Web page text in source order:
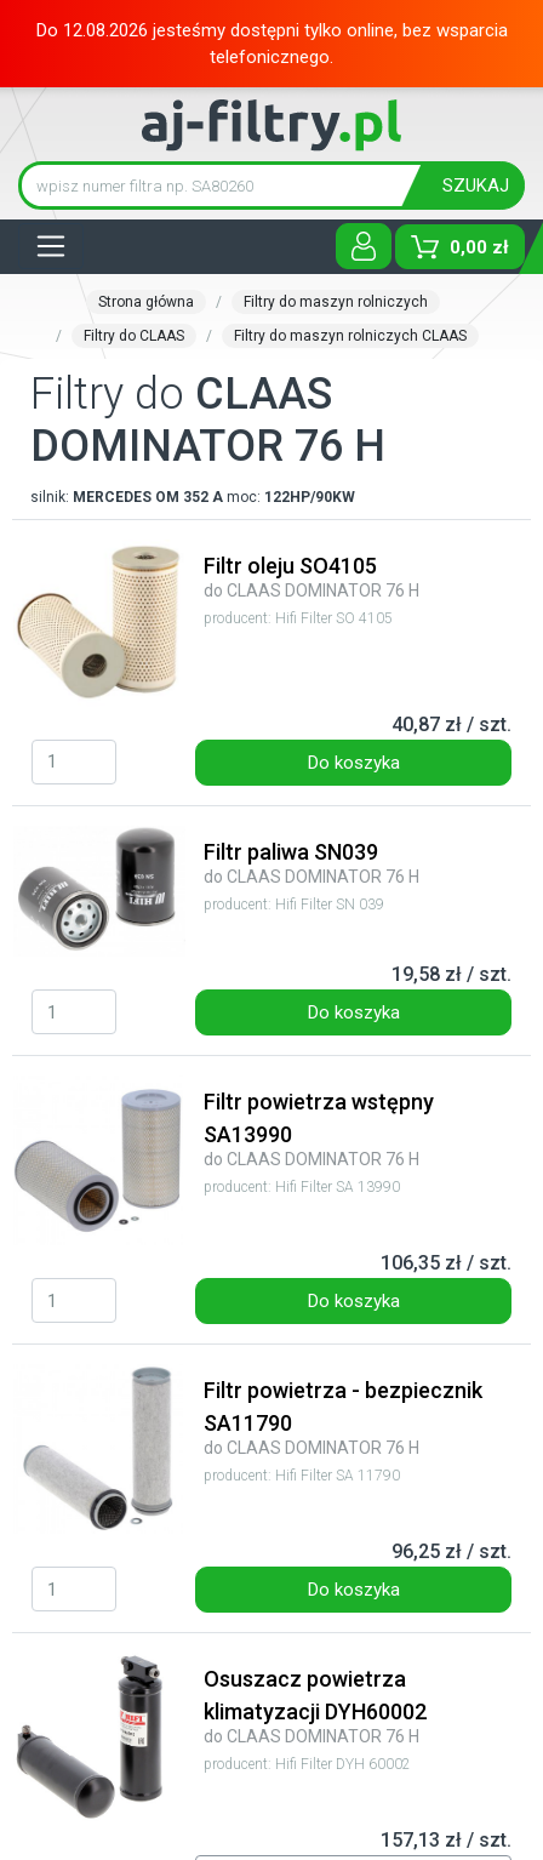
Do 12.08.2026 jesteśmy dostępni tylko online, bez wsparcia
telefonicznego.
SZUKAJ
0,00 zł
Strona główna
Filtry do maszyn rolniczych
Filtry do CLAAS
Filtry do maszyn rolniczych CLAAS
Filtry do CLAAS
DOMINATOR 76 H
silnik: MERCEDES OM 352 A moc: 122HP/90KW
Filtr oleju SO4105
do CLAAS DOMINATOR 76 H
producent: Hifi Filter SO 4105
40,87 zł / szt.
Do koszyka
Filtr paliwa SN039
do CLAAS DOMINATOR 76 H
producent: Hifi Filter SN 039
19,58 zł / szt.
Do koszyka
Filtr powietrza wstępny
SA13990
do CLAAS DOMINATOR 76 H
producent: Hifi Filter SA 13990
106,35 zł / szt.
Do koszyka
Filtr powietrza - bezpiecznik
SA11790
do CLAAS DOMINATOR 76 H
producent: Hifi Filter SA 11790
96,25 zł / szt.
Do koszyka
Osuszacz powietrza
klimatyzacji DYH60002
do CLAAS DOMINATOR 76 H
producent: Hifi Filter DYH 60002
157,13 zł / szt.